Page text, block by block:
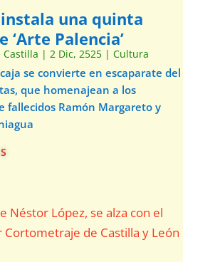
una quinta
‘Arte Palencia’
Castilla | 2 Dic, 2525| Cultura
se convierte en escaparate del
que homenajean a los
fallecidos Ramón Margareto y